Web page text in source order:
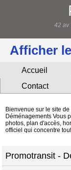
42 av
Afficher
Accueil
Contact
Bienvenue sur le site de
Déménagements Vous
photos, plan d'accès,
officiel qui concentre
Promotransit -